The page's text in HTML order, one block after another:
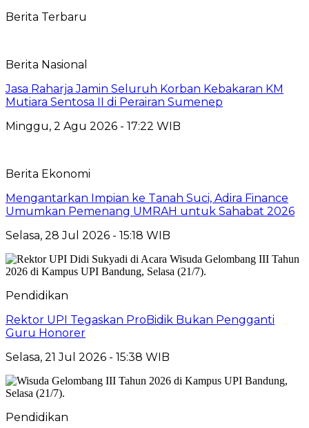
Berita Terbaru
Berita Nasional
Jasa Raharja Jamin Seluruh Korban Kebakaran KM
Mutiara Sentosa II di Perairan Sumenep
Minggu, 2 Agu 2026 - 17:22 WIB
Berita Ekonomi
Mengantarkan Impian ke Tanah Suci, Adira Finance
Umumkan Pemenang UMRAH untuk Sahabat 2026
Selasa, 28 Jul 2026 - 15:18 WIB
Pendidikan
Rektor UPI Tegaskan ProBidik Bukan Pengganti
Guru Honorer
Selasa, 21 Jul 2026 - 15:38 WIB
Pendidikan